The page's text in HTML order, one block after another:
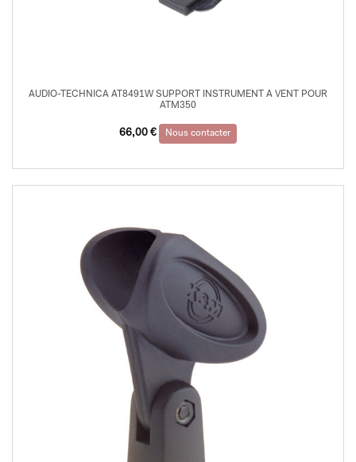
AUDIO-TECHNICA AT8491W SUPPORT INSTRUMENT A VENT POUR
ATM350
66,00 € Nous contacter